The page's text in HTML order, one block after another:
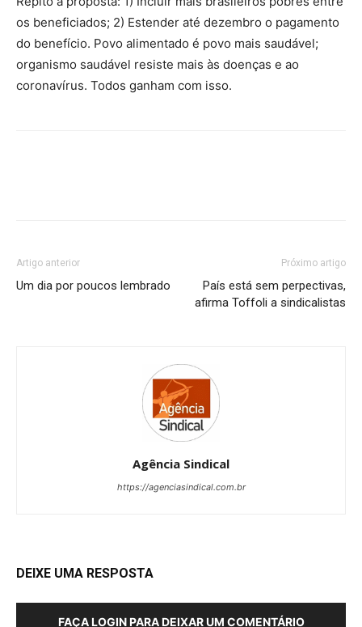
os beneficiados; 2) Estender até dezembro o pagamento
do benefício. Povo alimentado é povo mais saudável;
organismo saudável resiste mais às doenças e ao
coronavírus. Todos ganham com isso.
Artigo anterior
Um dia por poucos lembrado
Próximo artigo
País está sem perpectivas,
afirma Toffoli a sindicalistas
Agência Sindical
https://agenciasindical.com.br
DEIXE UMA RESPOSTA
FAÇA LOGIN PARA DEIXAR UM COMENTÁRIO